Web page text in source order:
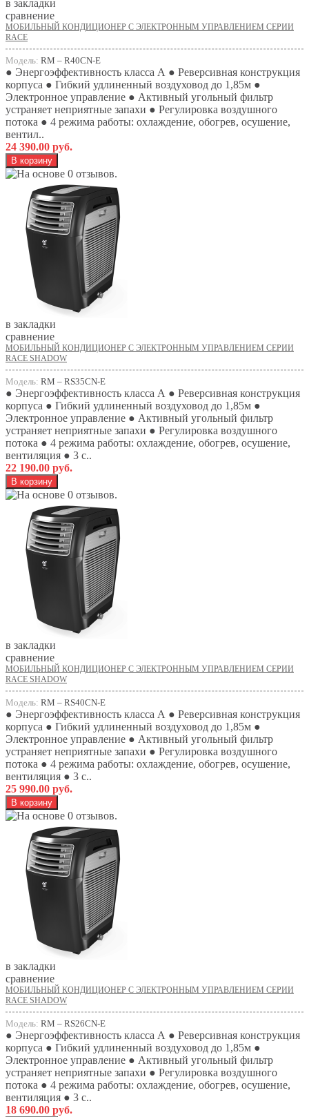
в закладки
сравнение
МОБИЛЬНЫЙ КОНДИЦИОНЕР С ЭЛЕКТРОННЫМ УПРАВЛЕНИЕМ СЕРИИ
RACE
Модель: RM – R40СN-E
● Энергоэффективность класса А ● Реверсивная конструкция
корпуса ● Гибкий удлиненный воздуховод до 1,85м ●
Электронное управление ● Активный угольный фильтр
устраняет неприятные запахи ● Регулировка воздушного
потока ● 4 режима работы: охлаждение, обогрев, осушение,
вентил..
24 390.00 руб.
в закладки
сравнение
МОБИЛЬНЫЙ КОНДИЦИОНЕР С ЭЛЕКТРОННЫМ УПРАВЛЕНИЕМ СЕРИИ
RACE SHADOW
Модель: RM – RS35СN-E
● Энергоэффективность класса А ● Реверсивная конструкция
корпуса ● Гибкий удлиненный воздуховод до 1,85м ●
Электронное управление ● Активный угольный фильтр
устраняет неприятные запахи ● Регулировка воздушного
потока ● 4 режима работы: охлаждение, обогрев, осушение,
вентиляция ● 3 с..
22 190.00 руб.
в закладки
сравнение
МОБИЛЬНЫЙ КОНДИЦИОНЕР С ЭЛЕКТРОННЫМ УПРАВЛЕНИЕМ СЕРИИ
RACE SHADOW
Модель: RM – RS40СN-E
● Энергоэффективность класса А ● Реверсивная конструкция
корпуса ● Гибкий удлиненный воздуховод до 1,85м ●
Электронное управление ● Активный угольный фильтр
устраняет неприятные запахи ● Регулировка воздушного
потока ● 4 режима работы: охлаждение, обогрев, осушение,
вентиляция ● 3 с..
25 990.00 руб.
в закладки
сравнение
МОБИЛЬНЫЙ КОНДИЦИОНЕР С ЭЛЕКТРОННЫМ УПРАВЛЕНИЕМ СЕРИИ
RACE SHADOW
Модель: RM – RS26СN-E
● Энергоэффективность класса А ● Реверсивная конструкция
корпуса ● Гибкий удлиненный воздуховод до 1,85м ●
Электронное управление ● Активный угольный фильтр
устраняет неприятные запахи ● Регулировка воздушного
потока ● 4 режима работы: охлаждение, обогрев, осушение,
вентиляция ● 3 с..
18 690.00 руб.